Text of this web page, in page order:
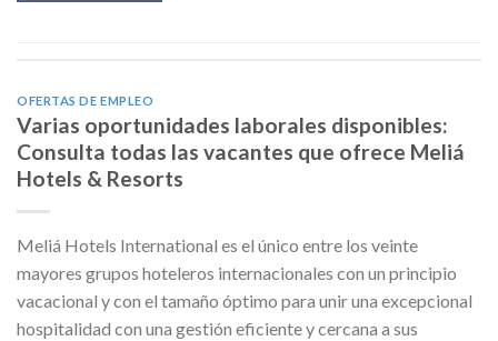
OFERTAS DE EMPLEO
Varias oportunidades laborales disponibles:
Consulta todas las vacantes que ofrece Meliá
Hotels & Resorts
Meliá Hotels International es el único entre los veinte
mayores grupos hoteleros internacionales con un principio
vacacional y con el tamaño óptimo para unir una excepcional
hospitalidad con una gestión eficiente y cercana a sus